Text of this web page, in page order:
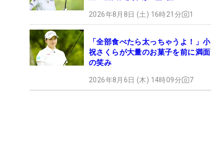
2026年8月8日 (土) 16時21分 1
「全部食べたら太っちゃうよ！」小
祝さくらが大量のお菓子を前に満面
の笑み
2026年8月6日 (木) 14時09分 7